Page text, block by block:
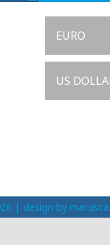
EURO
US
| design by